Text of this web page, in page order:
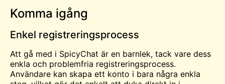
Komma igång
Enkel registreringsprocess
Att gå med i SpicyChat är en barnlek, tack vare dess
enkla och problemfria registreringsprocess.
Användare kan skapa ett konto i bara några enkla